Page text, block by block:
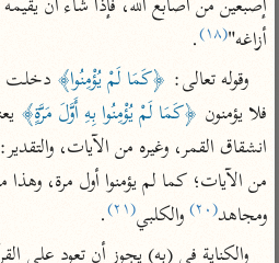
عامّة
تفسير السمعاني
تفسير مكّي
محاسن التأويل
للقاسمي
تفسير الثعالبي
تفسير السمرقندي
المحرر
عطية
البحر المحيط
حيان
البسيط
إصبعين من أصابع الله، فإذا شاء أن
أزاغه"(١٨)
.
وقوله تعالى: ﴿كَمَا لَمْ يُؤْمِنُوا﴾
فلا يؤمنون ﴿كَمَا لَمْ يُؤْمِنُوا بِهِ أَوَّلَ مَرَّةٍ﴾
من الآيات؛ كما لم يؤمنوا أول مرة،
ومجاهد(٢٠) والكلبي(٢١)
.